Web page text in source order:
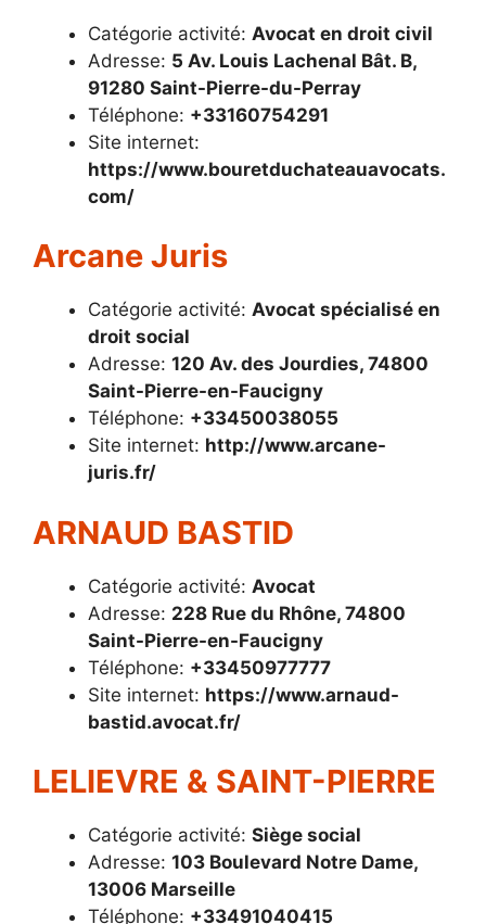
Catégorie activité: Avocat en droit civil
Adresse: 5 Av. Louis Lachenal Bât. B,
91280 Saint-Pierre-du-Perray
Téléphone: +33160754291
Site internet:
https://www.bouretduchateauavocats.
com/
Arcane Juris
Catégorie activité: Avocat spécialisé en
droit social
Adresse: 120 Av. des Jourdies, 74800
Saint-Pierre-en-Faucigny
Téléphone: +33450038055
Site internet: http://www.arcane-
juris.fr/
ARNAUD BASTID
Catégorie activité: Avocat
Adresse: 228 Rue du Rhône, 74800
Saint-Pierre-en-Faucigny
Téléphone: +33450977777
Site internet: https://www.arnaud-
bastid.avocat.fr/
LELIEVRE & SAINT-PIERRE
Catégorie activité: Siège social
Adresse: 103 Boulevard Notre Dame,
13006 Marseille
Téléphone: +33491040415